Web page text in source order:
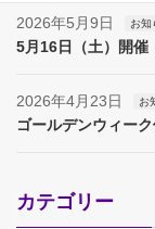
2026年5月9日 お知
5月16日（土）開
2026年4月23日 お
ゴールデンウィー
カテゴリー